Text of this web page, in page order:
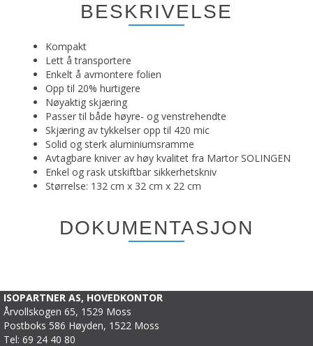
BESKRIVELSE
Kompakt
Lett å transportere
Enkelt å avmontere folien
Opp til 20% hurtigere
Nøyaktig skjæring
Passer til både høyre- og venstrehendte
Skjæring av tykkelser opp til 420 mic
Solid og sterk aluminiumsramme
Avtagbare kniver av høy kvalitet fra Martor SOLINGEN
Enkel og rask utskiftbar sikkerhetskniv
Størrelse: 132 cm x 32 cm x 22 cm
DOKUMENTASJON
ISOPARTNER AS, HOVEDKONTOR
Årvollskogen 65, 1529 Moss
Postboks 586 Høyden, 1522 Moss
Tel: 69 24 40 80